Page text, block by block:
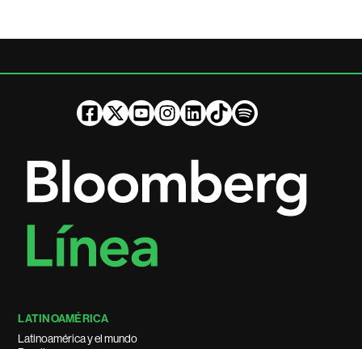
LATINOAMÉRICA
Latinoamérica y el mundo